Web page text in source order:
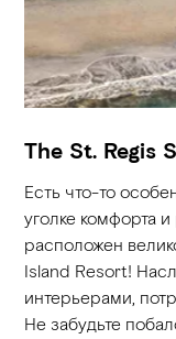
The St. Regis
Есть что-то
уголке комфорта
расположен
Island Resort!
интерьерами,
Не забудьте